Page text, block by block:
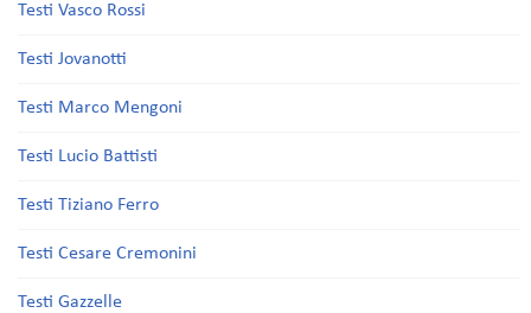
Testi Vasco Rossi
Testi Jovanotti
Testi Marco Mengoni
Testi Lucio Battisti
Testi Tiziano Ferro
Testi Cesare Cremonini
Testi Gazzelle